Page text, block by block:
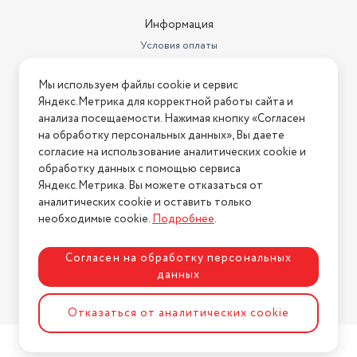
Информация
Условия оплаты
Условия возврата
Нашли ошибку на сайте? Напишите нам
2026 © Интернет-магазин "АстМаркет". У нас есть всё!
Политика конфиденциальности
Разработка сайтаASTDESIGN
Мы используем файлы cookie и сервис
Яндекс.Метрика для корректной работы сайта и
анализа посещаемости. Нажимая кнопку «Согласен
на обработку персональных данных», Вы даете
согласие на использование аналитических cookie и
обработку данных с помощью сервиса
Яндекс.Метрика. Вы можете отказаться от
аналитических cookie и оставить только
необходимые cookie.Подробнее.
Согласен на обработку персональных
данных
Отказаться от аналитических cookie